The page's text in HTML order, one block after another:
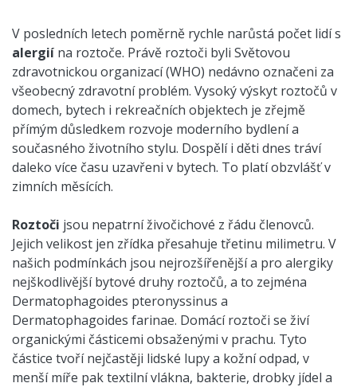
V posledních letech poměrně rychle narůstá počet lidí s
alergií na roztoče. Právě roztoči byli Světovou
zdravotnickou organizací (WHO) nedávno označeni za
všeobecný zdravotní problém. Vysoký výskyt roztočů v
domech, bytech i rekreačních objektech je zřejmě
přímým důsledkem rozvoje moderního bydlení a
současného životního stylu. Dospělí i děti dnes tráví
daleko více času uzavřeni v bytech. To platí obzvlášť v
zimních měsících.
Roztoči jsou nepatrní živočichové z řádu členovců.
Jejich velikost jen zřídka přesahuje třetinu milimetru. V
našich podmínkách jsou nejrozšířenější a pro alergiky
nejškodlivější bytové druhy roztočů, a to zejména
Dermatophagoides pteronyssinus a
Dermatophagoides farinae. Domácí roztoči se živí
organickými částicemi obsaženými v prachu. Tyto
částice tvoří nejčastěji lidské lupy a kožní odpad, v
menší míře pak textilní vlákna, bakterie, drobky jídel a